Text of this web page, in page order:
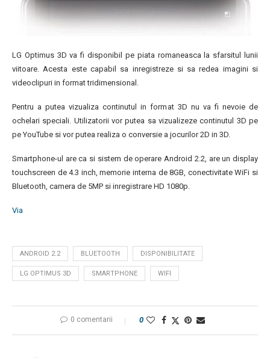
LG Optimus 3D va fi disponibil pe piata romaneasca la sfarsitul lunii
viitoare. Acesta este capabil sa inregistreze si sa redea imagini si
videoclipuri in format tridimensional.
Pentru a putea vizualiza continutul in format 3D nu va fi nevoie de
ochelari speciali. Utilizatorii vor putea sa vizualizeze continutul 3D pe
pe YouTube si vor putea realiza o conversie a jocurilor 2D in 3D.
Smartphone-ul are ca si sistem de operare Android 2.2, are un display
touchscreen de 4.3 inch, memorie interna de 8GB, conectivitate WiFi si
Bluetooth, camera de 5MP si inregistrare HD 1080p.
Via
ANDROID 2.2 BLUETOOTH DISPONIBILITATE
LG OPTIMUS 3D SMARTPHONE WIFI
0 comentarii 0